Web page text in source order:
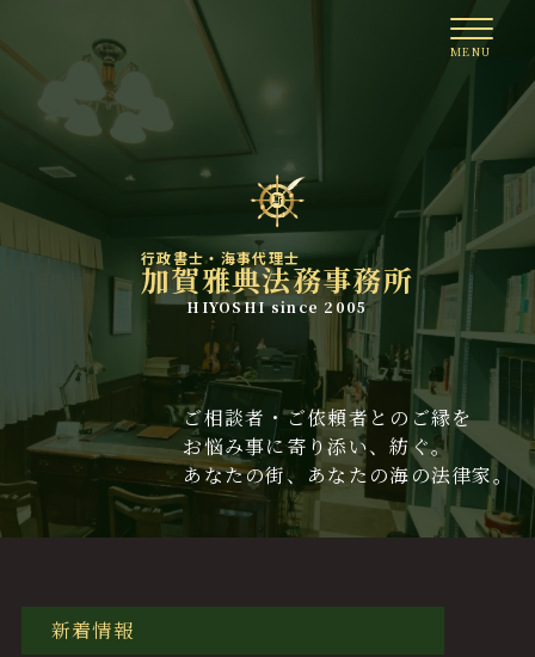
行政書士・海事代理士
加賀雅典法務事務所
HIYOSHI since 2005
ご相談者・ご依頼者とのご縁を
お悩み事に寄り添い、紡ぐ。
あなたの街、あなたの海の法律家。
新着情報